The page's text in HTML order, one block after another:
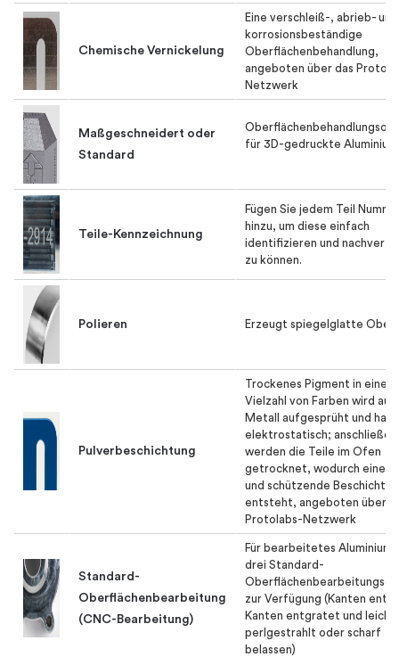
Chemische Vernickelung
Eine verschleiß-, abrieb- und
korrosionsbeständige
Oberflächenbehandlung,
angeboten über das
Netzwerk
Maßgeschneidert oder
Standard
für 3D-gedruckte
Teile-Kennzeichnung
Fügen Sie jedem Teil
hinzu, um diese einfach
identifizieren und
zu können.
Polieren Erzeugt spiegelglatte
Pulverbeschichtung
Trockenes Pigment in einer
Vielzahl von Farben wird auf
Metall aufgesprüht und
elektrostatisch;
werden die Teile im Ofen
getrocknet, wodurch eine
und schützende
entsteht, angeboten über
Protolabs-Netzwerk
Standard-
Oberflächenbearbeitung
(CNC-Bearbeitung)
Für bearbeitetes Aluminium
drei Standard-
zur Verfügung (Kanten
Kanten entgratet und leicht
perlgestrahlt oder scharf
belassen)